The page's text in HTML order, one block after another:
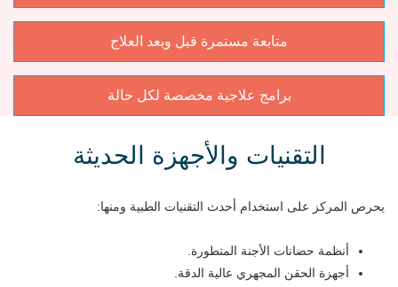
متابعة مستمرة قبل وبعد العلاج
برامج علاجية مخصصة لكل حالة
التقنيات والأجهزة الحديثة
يحرص المركز على استخدام أحدث التقنيات الطبية ومنها:
أنظمة حضانات الأجنة المتطورة.
أجهزة الحقن المجهري عالية الدقة.